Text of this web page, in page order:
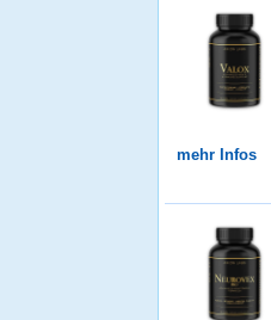
mehr Infos